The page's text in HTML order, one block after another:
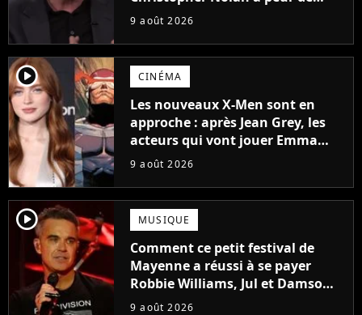
tourner un genre de films très
9 août 2026
player2 CINÉMA
Les nouveaux X-Men sont en
approche : après Jean Grey, les
acteurs qui vont jouer Emma
Frost et Cyclope trouvés !
9 août 2026
player2 MUSIQUE
Comment ce petit festival de
Mayenne a réussi à se payer
Robbie Williams, Jul et Damso
cette année ?
9 août 2026